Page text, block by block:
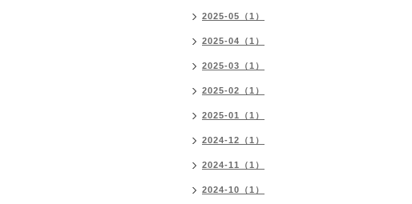
2025-05（1）
2025-04（1）
2025-03（1）
2025-02（1）
2025-01（1）
2024-12（1）
2024-11（1）
2024-10（1）